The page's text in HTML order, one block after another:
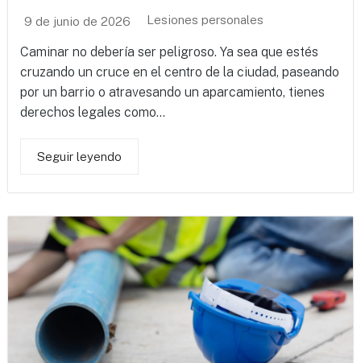
9 de junio de 2026 Lesiones personales
Caminar no debería ser peligroso. Ya sea que estés
cruzando un cruce en el centro de la ciudad, paseando
por un barrio o atravesando un aparcamiento, tienes
derechos legales como...
Seguir leyendo